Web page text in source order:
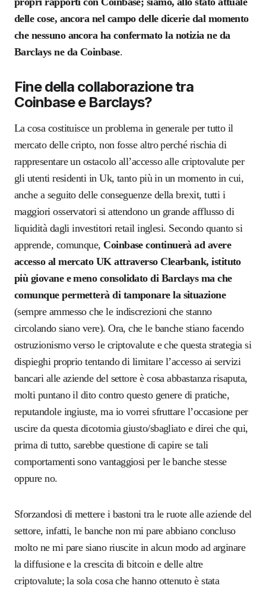
delle cose, ancora nel campo delle dicerie dal momento
che nessuno ancora ha confermato la notizia ne da
Barclays ne da Coinbase.
Fine della collaborazione tra
Coinbase e Barclays?
La cosa costituisce un problema in generale per tutto il
mercato delle cripto, non fosse altro perché rischia di
rappresentare un ostacolo all’accesso alle criptovalute per
gli utenti residenti in Uk, tanto più in un momento in cui,
anche a seguito delle conseguenze della brexit, tutti i
maggiori osservatori si attendono un grande afflusso di
liquidità dagli investitori retail inglesi. Secondo quanto si
apprende, comunque, Coinbase continuerà ad avere
accesso al mercato UK attraverso Clearbank, istituto
più giovane e meno consolidato di Barclays ma che
comunque permetterà di tamponare la situazione
(sempre ammesso che le indiscrezioni che stanno
circolando siano vere). Ora, che le banche stiano facendo
ostruzionismo verso le criptovalute e che questa strategia si
dispieghi proprio tentando di limitare l’accesso ai servizi
bancari alle aziende del settore è cosa abbastanza risaputa,
molti puntano il dito contro questo genere di pratiche,
reputandole ingiuste, ma io vorrei sfruttare l’occasione per
uscire da questa dicotomia giusto/sbagliato e direi che qui,
prima di tutto, sarebbe questione di capire se tali
comportamenti sono vantaggiosi per le banche stesse
oppure no.
Sforzandosi di mettere i bastoni tra le ruote alle aziende del
settore, infatti, le banche non mi pare abbiano concluso
molto ne mi pare siano riuscite in alcun modo ad arginare
la diffusione e la crescita di bitcoin e delle altre
criptovalute; la sola cosa che hanno ottenuto è stata